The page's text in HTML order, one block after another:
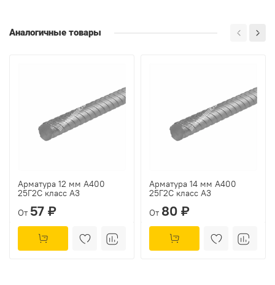
Аналогичные товары
Арматура 12 мм А400
25Г2С класс А3
От 57 ₽
Арматура 14 мм А400
25Г2С класс А3
От 80 ₽